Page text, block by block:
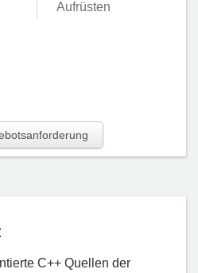
Aufrüsten
C++ Quellen der